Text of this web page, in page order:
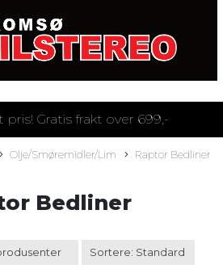
Gratis frakt over 699,-
Olje/Smøremidler/Lim Raptor Bedliner
Bedliner